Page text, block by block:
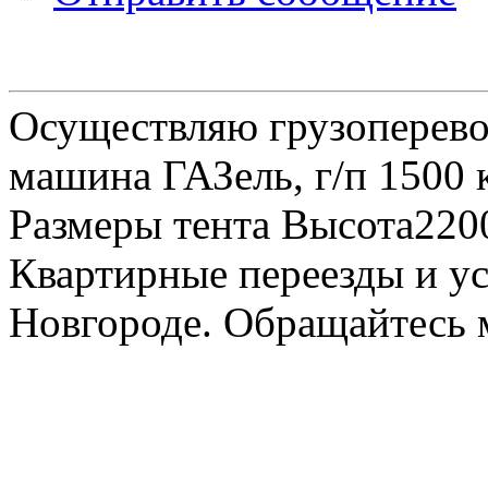
Осуществляю
машина ГАЗель, г/п 1500
Размеры тента
Квартирные переезды и
Новгороде.